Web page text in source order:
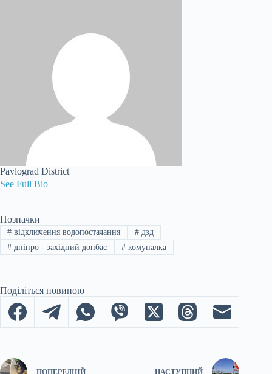
Pavlograd District
See Full Bio
Позначки
#відключення водопостачання #дзд
#дніпро - західний донбас #комуналка
Поділіться новиною